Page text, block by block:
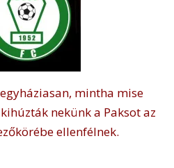
mintha mise
nekünk a Paksot az
ellenfélnek.